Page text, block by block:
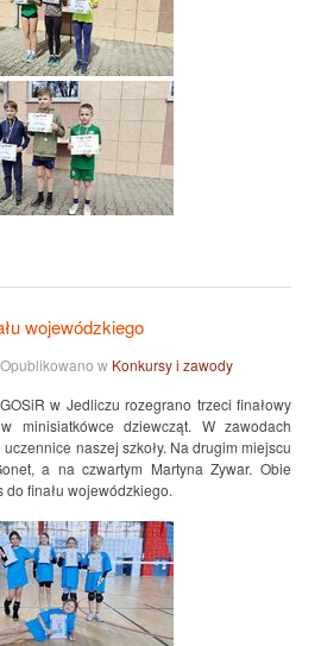
wojewódzkiego
. Opublikowano w Konkursy i zawody
w Jedliczu rozegrano trzeci finałowy
minisiatkówce dziewcząt. W zawodach
naszej szkoły. Na drugim miejscu
a na czwartym Martyna Zywar. Obie
do finału wojewódzkiego.